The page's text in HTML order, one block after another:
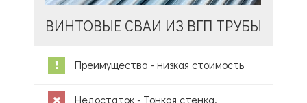
ВИНТОВЫЕ СВАИ ИЗ ВГП ТРУБЫ
Преимущества - низкая стоимость
Недостаток - Тонкая стенка,